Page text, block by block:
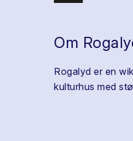
Om
Rogalyd er en
kulturhus med